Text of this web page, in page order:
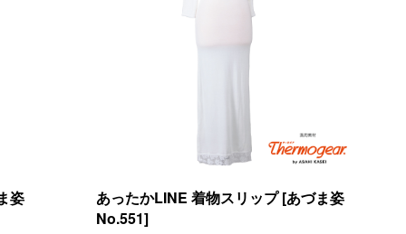
姿
あったかLINE 着物スリップ [あづま姿
No.551]